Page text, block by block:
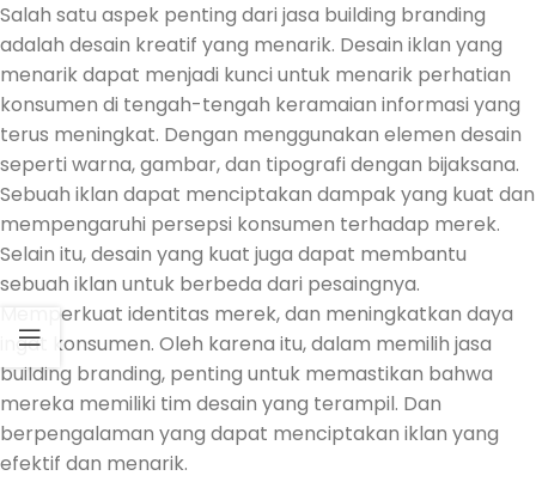
Salah satu aspek penting dari jasa building branding
adalah desain kreatif yang menarik. Desain iklan yang
menarik dapat menjadi kunci untuk menarik perhatian
konsumen di tengah-tengah keramaian informasi yang
terus meningkat. Dengan menggunakan elemen desain
seperti warna, gambar, dan tipografi dengan bijaksana.
Sebuah iklan dapat menciptakan dampak yang kuat dan
mempengaruhi persepsi konsumen terhadap merek.
Selain itu, desain yang kuat juga dapat membantu
sebuah iklan untuk berbeda dari pesaingnya.
Memperkuat identitas merek, dan meningkatkan daya
ingat konsumen. Oleh karena itu, dalam memilih jasa
building branding, penting untuk memastikan bahwa
mereka memiliki tim desain yang terampil. Dan
berpengalaman yang dapat menciptakan iklan yang
efektif dan menarik.